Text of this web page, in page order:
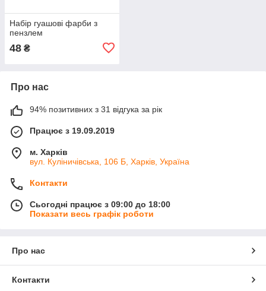
Набір гуашові фарби з
пензлем
48 ₴
Про нас
94% позитивних з 31 відгука за рік
Працює з 19.09.2019
м. Харків
вул. Куліничівська, 106 Б, Харків, Україна
Контакти
Сьогодні працює з 09:00 до 18:00
Показати весь графік роботи
Про нас
Контакти